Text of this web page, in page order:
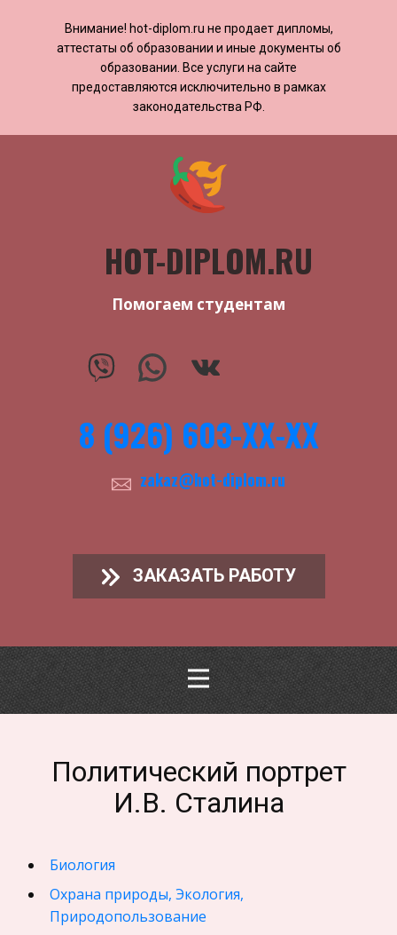
Внимание! ​​​​hot-diplom.ru не продает дипломы,
аттестаты об образовании и иные документы об
образовании. Все услуги на сайте
предоставляются исключительно в рамках
законодательства РФ.
HOT-DIPLOM.RU
Помогаем студентам
8 (926) 603-ХХ-ХХ
zakaz@hot-diplom.ru
ЗАКАЗАТЬ РАБОТУ
Политический портрет
И.В. Сталина
Биология
Охрана природы, Экология,
Природопользование